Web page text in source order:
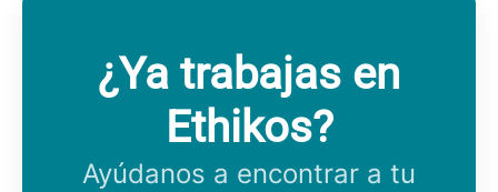
¿Ya trabajas en
Ethikos?
Ayúdanos a encontrar a tu